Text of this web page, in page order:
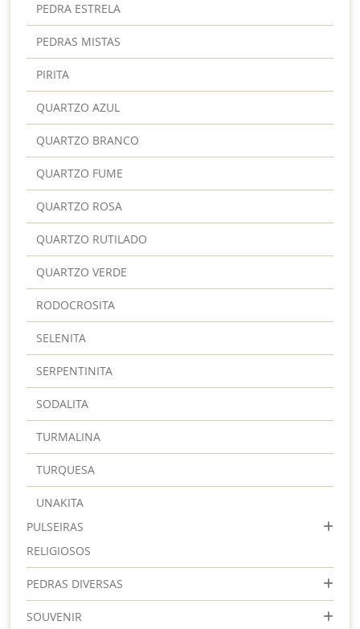
PEDRA ESTRELA
PEDRAS MISTAS
PIRITA
QUARTZO AZUL
QUARTZO BRANCO
QUARTZO FUME
QUARTZO ROSA
QUARTZO RUTILADO
QUARTZO VERDE
RODOCROSITA
SELENITA
SERPENTINITA
SODALITA
TURMALINA
TURQUESA
UNAKITA
PULSEIRAS
RELIGIOSOS
PEDRAS DIVERSAS
SOUVENIR